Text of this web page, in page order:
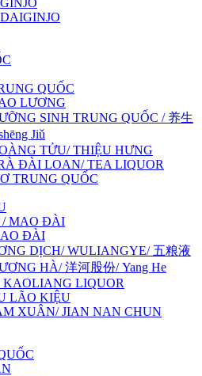
QUỐC
LƯƠNG
SINH TRUNG QUỐC / 养生
Jiǔ
TỬU/ THIỆU HƯNG
ĐÀI LOAN/ TEA LIQUOR
TRUNG QUỐC
/ MAO ĐÀI
ĐÀI
DỊCH/ WULIANGYE/ 五粮液
HÀ/ 洋河股份/ Yang He
LIQUOR
LÃO KIỆU
XUÂN/ JIAN NAN CHUN